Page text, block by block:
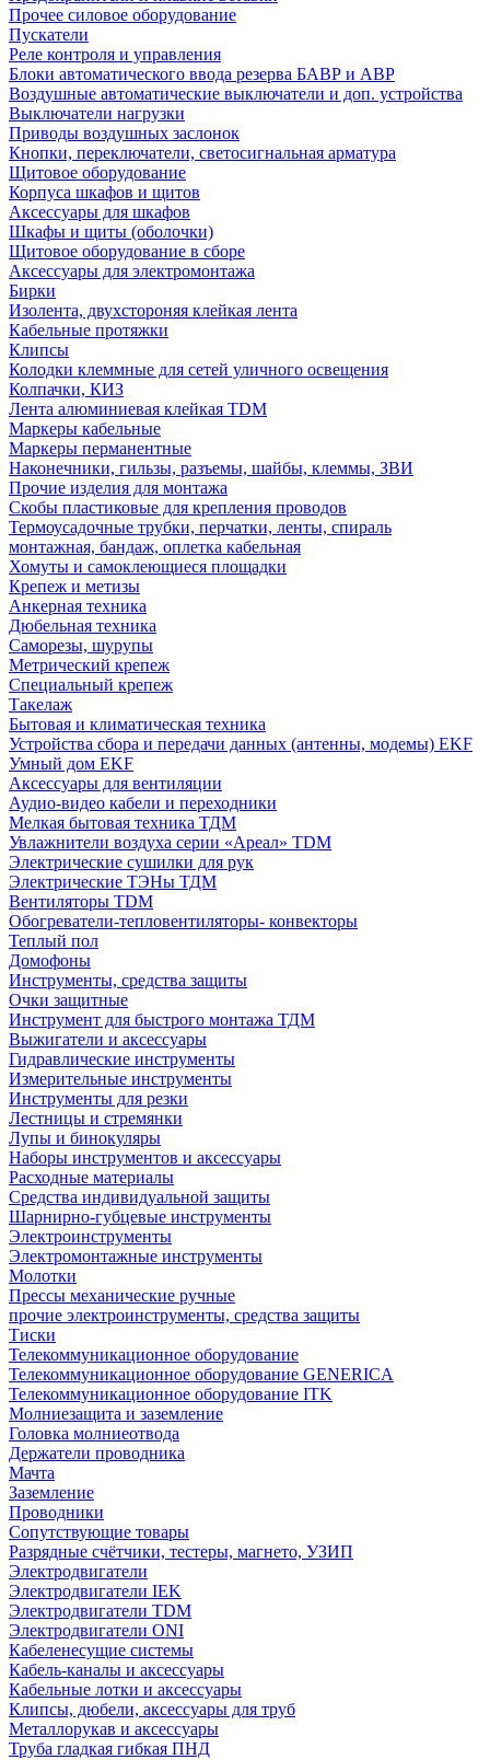
Прочее силовое оборудование
Пускатели
Реле контроля и управления
Блоки автоматического ввода резерва БАВР и АВР
Воздушные автоматические выключатели и доп. устройства
Выключатели нагрузки
Приводы воздушных заслонок
Кнопки, переключатели, светосигнальная арматура
Щитовое оборудование
Корпуса шкафов и щитов
Аксессуары для шкафов
Шкафы и щиты (оболочки)
Щитовое оборудование в сборе
Аксессуары для электромонтажа
Бирки
Изолента, двухстороняя клейкая лента
Кабельные протяжки
Клипсы
Колодки клеммные для сетей уличного освещения
Колпачки, КИЗ
Лента алюминиевая клейкая TDM
Маркеры кабельные
Маркеры перманентные
Наконечники, гильзы, разъемы, шайбы, клеммы, ЗВИ
Прочие изделия для монтажа
Скобы пластиковые для крепления проводов
Термоусадочные трубки, перчатки, ленты, спираль
монтажная, бандаж, оплетка кабельная
Хомуты и самоклеющиеся площадки
Крепеж и метизы
Анкерная техника
Дюбельная техника
Саморезы, шурупы
Метрический крепеж
Специальный крепеж
Такелаж
Бытовая и климатическая техника
Устройства сбора и передачи данных (антенны, модемы) EKF
Умный дом EKF
Аксессуары для вентиляции
Аудио-видео кабели и переходники
Мелкая бытовая техника ТДМ
Увлажнители воздуха серии «Ареал» TDM
Электрические сушилки для рук
Электрические ТЭНы ТДМ
Вентиляторы TDM
Обогреватели-тепловентиляторы- конвекторы
Теплый пол
Домофоны
Инструменты, средства защиты
Очки защитные
Инструмент для быстрого монтажа ТДМ
Выжигатели и аксессуары
Гидравлические инструменты
Измерительные инструменты
Инструменты для резки
Лестницы и стремянки
Лупы и бинокуляры
Наборы инструментов и аксессуары
Расходные материалы
Средства индивидуальной защиты
Шарнирно-губцевые инструменты
Электроинструменты
Электромонтажные инструменты
Молотки
Прессы механические ручные
прочие электроинструменты, средства защиты
Тиски
Телекоммуникационное оборудование
Телекоммуникационное оборудование GENERICA
Телекоммуникационное оборудование ITK
Молниезащита и заземление
Головка молниеотвода
Держатели проводника
Мачта
Заземление
Проводники
Сопутствующие товары
Разрядные счётчики, тестеры, магнето, УЗИП
Электродвигатели
Электродвигатели IEK
Электродвигатели TDM
Электродвигатели ONI
Кабеленесущие системы
Кабель-каналы и аксессуары
Кабельные лотки и аксессуары
Клипсы, дюбели, аксессуары для труб
Металлорукав и аксессуары
Труба гладкая гибкая ПНД